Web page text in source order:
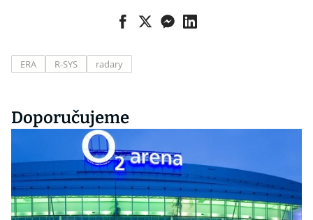
ERA R-SYS radary
Doporučujeme